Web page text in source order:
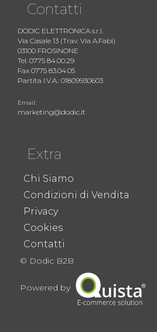
Contatti
DODIC ELETTRONICA s.r.l.
Via Casale 13 (Trav. Via A.Fabi)
03100 FROSINONE
Tel. 0775 84.00.29
Fax 0775 83.04.05
Partita I.V.A.: 01809930603
Email:
marketing@dodic.it
Extra
Chi Siamo
Condizioni di Vendita
Privacy
Cookies
Contatti
© Dodic B2B
Powered by